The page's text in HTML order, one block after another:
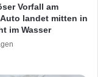
Vorfall am
landet mitten in
im Wasser